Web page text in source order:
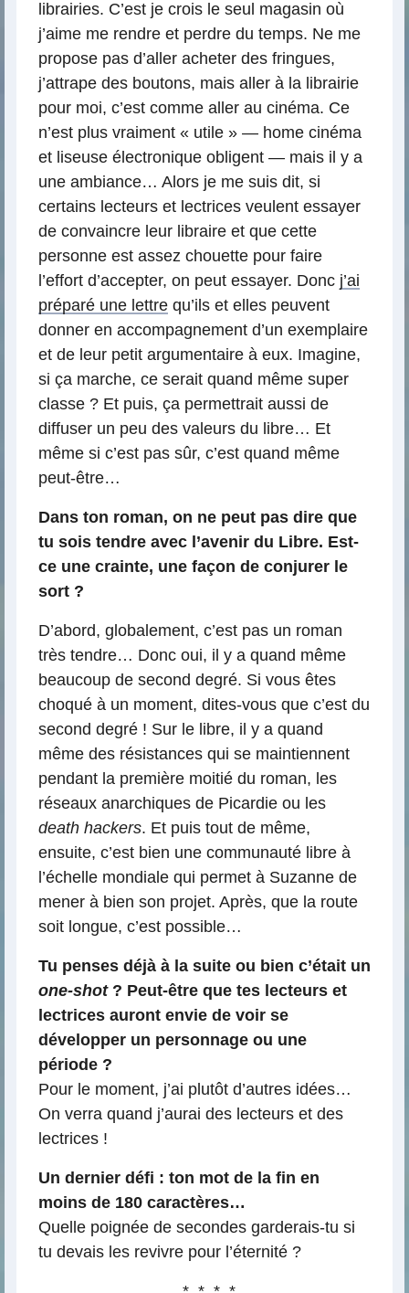
librairies. C’est je crois le seul magasin où
j’aime me rendre et perdre du temps. Ne me
propose pas d’aller acheter des fringues,
j’attrape des boutons, mais aller à la librairie
pour moi, c’est comme aller au cinéma. Ce
n’est plus vraiment « utile » — home cinéma
et liseuse électronique obligent — mais il y a
une ambiance… Alors je me suis dit, si
certains lecteurs et lectrices veulent essayer
de convaincre leur libraire et que cette
personne est assez chouette pour faire
l’effort d’accepter, on peut essayer. Donc j’ai
préparé une lettre qu’ils et elles peuvent
donner en accompagnement d’un exemplaire
et de leur petit argumentaire à eux. Imagine,
si ça marche, ce serait quand même super
classe ? Et puis, ça permettrait aussi de
diffuser un peu des valeurs du libre… Et
même si c’est pas sûr, c’est quand même
peut-être…
Dans ton roman, on ne peut pas dire que
tu sois tendre avec l’avenir du Libre. Est-
ce une crainte, une façon de conjurer le
sort ?
D’abord, globalement, c’est pas un roman
très tendre… Donc oui, il y a quand même
beaucoup de second degré. Si vous êtes
choqué à un moment, dites-vous que c’est du
second degré ! Sur le libre, il y a quand
même des résistances qui se maintiennent
pendant la première moitié du roman, les
réseaux anarchiques de Picardie ou les
death hackers. Et puis tout de même,
ensuite, c’est bien une communauté libre à
l’échelle mondiale qui permet à Suzanne de
mener à bien son projet. Après, que la route
soit longue, c’est possible…
Tu penses déjà à la suite ou bien c’était un
one-shot? Peut-être que tes lecteurs et
lectrices auront envie de voir se
développer un personnage ou une
période ?
Pour le moment, j’ai plutôt d’autres idées…
On verra quand j’aurai des lecteurs et des
lectrices !
Un dernier défi : ton mot de la fin en
moins de 180 caractères…
Quelle poignée de secondes garderais-tu si
tu devais les revivre pour l’éternité ?